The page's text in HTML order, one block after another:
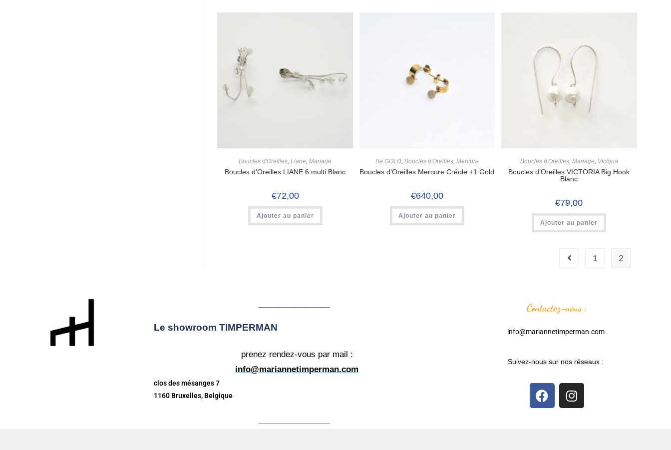
Boucles d'Oreilles,Liane,Mariage
Boucles d’Oreilles LIANE 6 multi Blanc
€72,00
Ajouter au panier
Be GOLD, Boucles d'Oreilles, Mercure
Boucles d’Oreilles Mercure Créole +1 Gold
€640,00
Ajouter au panier
Boucles d'Oreilles, Mariage, Victoria
Boucles d’Oreilles VICTORIA Big Hook
Blanc
€79,00
Ajouter au panier
1 2
Le showroom TIMPERMAN
prenez rendez-vous par mail :
info@mariannetimperman.com
clos des mésanges 7
1160 Bruxelles, Belgique
Contactez-nous :
info@mariannetimperman.com
Suivez-nous sur nos réseaux :